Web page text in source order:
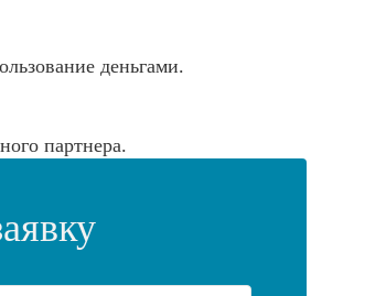
деньгами.
партнера.